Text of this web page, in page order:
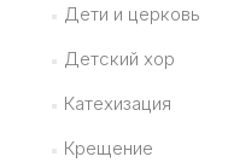
Дети и церковь
Детский хор
Катехизация
Крещение